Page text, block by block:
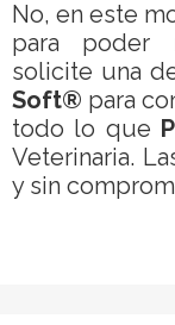
No, en este
para poder
solicite una
Soft® para
todo lo que
Veterinaria.
y sin